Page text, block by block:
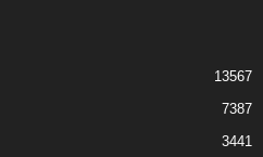
13567
7387
3441